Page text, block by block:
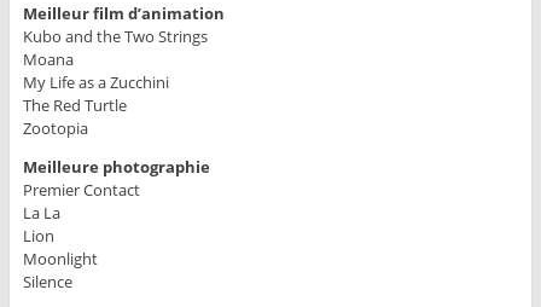
Meilleur film d’animation
Kubo and the Two Strings
Moana
My Life as a Zucchini
The Red Turtle
Zootopia
Meilleure photographie
Premier Contact
La La
Lion
Moonlight
Silence